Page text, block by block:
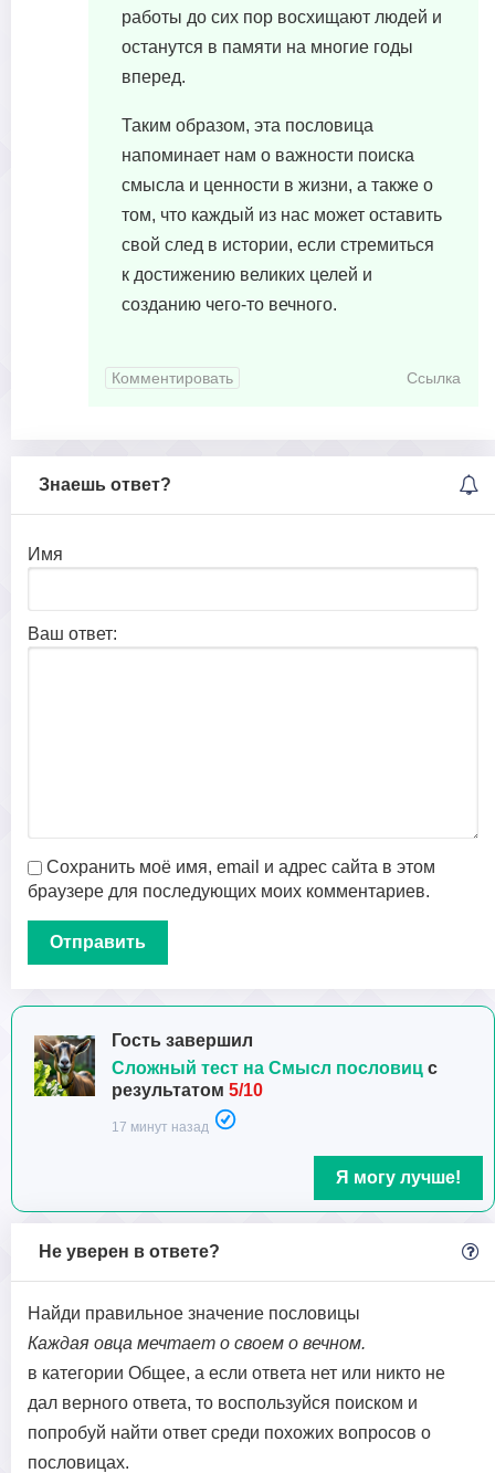
работы до сих пор восхищают людей и
останутся в памяти на многие годы
вперед.
Таким образом, эта пословица
напоминает нам о важности поиска
смысла и ценности в жизни, а также о
том, что каждый из нас может оставить
свой след в истории, если стремиться
к достижению великих целей и
созданию чего-то вечного.
Комментировать Ссылка
Знаешь ответ?
Имя
Ваш ответ:
Сохранить моё имя, email и адрес сайта в этом
браузере для последующих моих комментариев.
Гость завершил
Сложный тест на Смысл пословиц с
результатом 5/10
17 минут назад
Я могу лучше!
Не уверен в ответе?
Найди правильное значение пословицы
Каждая овца мечтает о своем о вечном.
в категории Общее, а если ответа нет или никто не
дал верного ответа, то воспользуйся поиском и
попробуй найти ответ среди похожих вопросов о
пословицах.